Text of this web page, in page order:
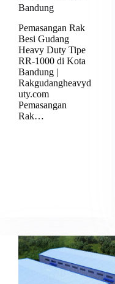
Bandung
Pemasangan Rak
Besi Gudang
Heavy Duty Tipe
RR-1000 di Kota
Bandung |
Rakgudangheavyd
uty.com
Pemasangan
Rak…